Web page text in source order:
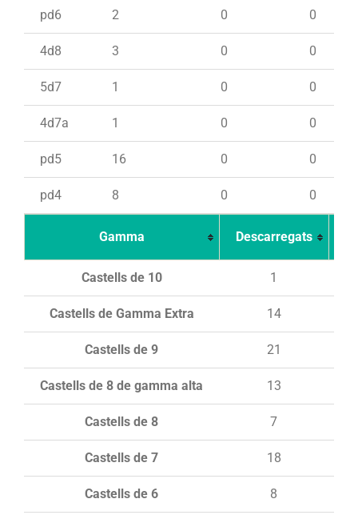
pd6 2 0 0
4d8 3 0 0
5d7 1 0 0
4d7a 1 0 0
pd5 16 0 0
pd4 8 0 0
Gamma Descarregats
Castells de 10 1
Castells de Gamma Extra 14
Castells de 9 21
Castells de 8 de gamma alta 13
Castells de 8 7
Castells de 7 18
Castells de 6 8